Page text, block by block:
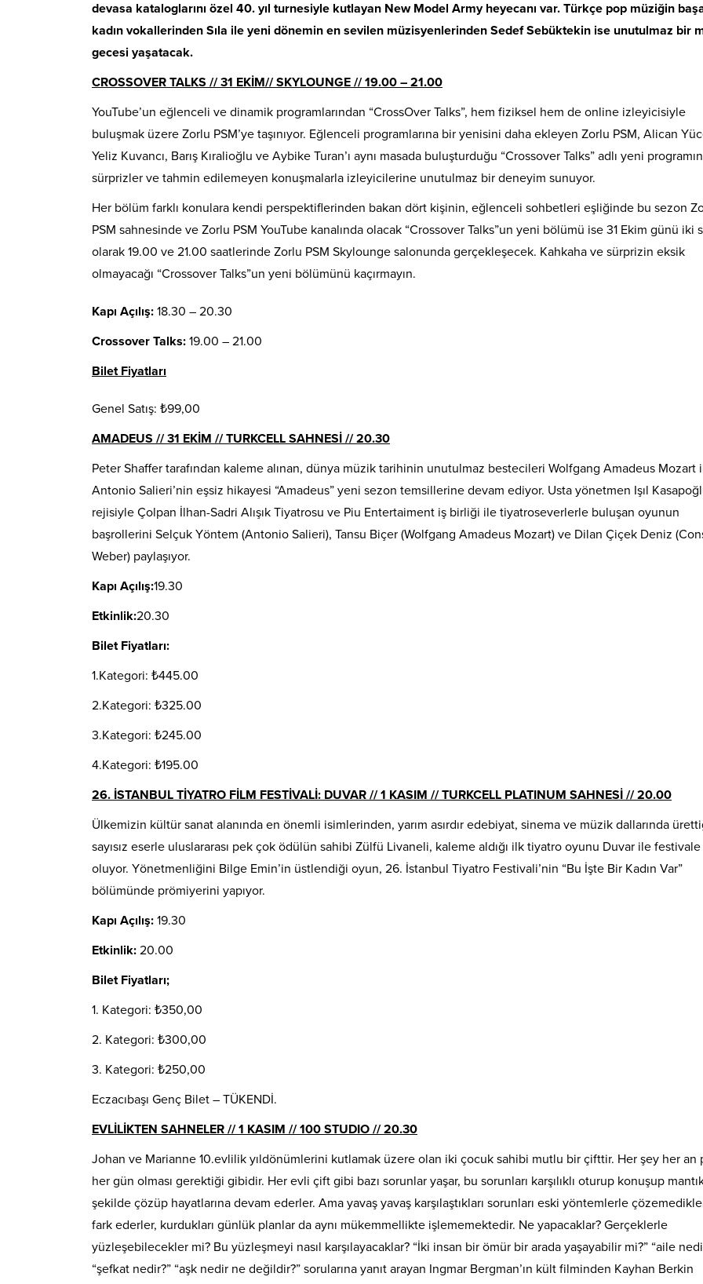
devasa kataloglarını özel 40. yıl turnesiyle kutlayan New Model Army heyecanı var. Türkçe pop müziğin
kadın vokallerinden Sıla ile yeni dönemin en sevilen müzisyenlerinden Sedef Sebüktekin ise unutulmaz bir
gecesi yaşatacak.
CROSSOVER TALKS // 31 EKİM// SKYLOUNGE // 19.00 – 21.00
YouTube’un eğlenceli ve dinamik programlarından “CrossOver Talks”, hem fiziksel hem de online izleyicisiyle
buluşmak üzere Zorlu PSM’ye taşınıyor. Eğlenceli programlarına bir yenisini daha ekleyen Zorlu PSM, Alican
Yeliz Kuvancı, Barış Kıralioğlu ve Aybike Turan’ı aynı masada buluşturduğu “Crossover Talks” adlı yeni
sürprizler ve tahmin edilemeyen konuşmalarla izleyicilerine unutulmaz bir deneyim sunuyor.
Her bölüm farklı konulara kendi perspektiflerinden bakan dört kişinin, eğlenceli sohbetleri eşliğinde bu sezon
PSM sahnesinde ve Zorlu PSM YouTube kanalında olacak “Crossover Talks”un yeni bölümü ise 31 Ekim günü iki
olarak 19.00 ve 21.00 saatlerinde Zorlu PSM Skylounge salonunda gerçekleşecek. Kahkaha ve sürprizin eksik
olmayacağı “Crossover Talks”un yeni bölümünü kaçırmayın.
Kapı Açılış: 18.30 – 20.30
Crossover Talks: 19.00 – 21.00
Bilet Fiyatları
Genel Satış: ₺99,00
AMADEUS //31 EKİM //TURKCELL SAHNESİ //20.30
Peter Shaffer tarafından kaleme alınan, dünya müzik tarihinin unutulmaz bestecileri Wolfgang Amadeus Mozart
Antonio Salieri’nin eşsiz hikayesi “Amadeus” yeni sezon temsillerine devam ediyor. Usta yönetmen Işıl
rejisiyle Çolpan İlhan-Sadri Alışık Tiyatrosu ve Piu Entertaiment iş birliği ile tiyatroseverlerle buluşan oyunun
başrollerini Selçuk Yöntem (Antonio Salieri), Tansu Biçer (Wolfgang Amadeus Mozart) ve Dilan Çiçek Deniz
Weber) paylaşıyor.
Kapı Açılış:19.30
Etkinlik:20.30
Bilet Fiyatları:
1.Kategori: ₺445.00
2.Kategori: ₺325.00
3.Kategori: ₺245.00
4.Kategori: ₺195.00
26. İSTANBUL TİYATRO FİLM FESTİVALİ: DUVAR // 1 KASIM // TURKCELL PLATINUM SAHNESİ // 20.00
Ülkemizin kültür sanat alanında en önemli isimlerinden, yarım asırdır edebiyat, sinema ve müzik dallarında
sayısız eserle uluslararası pek çok ödülün sahibi Zülfü Livaneli, kaleme aldığı ilk tiyatro oyunu Duvar ile
oluyor. Yönetmenliğini Bilge Emin’in üstlendiği oyun, 26. İstanbul Tiyatro Festivali’nin “Bu İşte Bir Kadın Var”
bölümünde prömiyerini yapıyor.
Kapı Açılış: 19.30
Etkinlik: 20.00
Bilet Fiyatları;
1. Kategori: ₺350,00
2. Kategori: ₺300,00
3. Kategori: ₺250,00
Eczacıbaşı Genç Bilet – TÜKENDİ.
EVLİLİKTEN SAHNELER // 1 KASIM // 100 STUDIO // 20.30
Johan ve Marianne 10.evlilik yıldönümlerini kutlamak üzere olan iki çocuk sahibi mutlu bir çifttir. Her şey her an
her gün olması gerektiği gibidir. Her evli çift gibi bazı sorunlar yaşar, bu sorunları karşılıklı oturup konuşup
şekilde çözüp hayatlarına devam ederler. Ama yavaş yavaş karşılaştıkları sorunları eski yöntemlerle
fark ederler, kurdukları günlük planlar da aynı mükemmellikte işlememektedir. Ne yapacaklar? Gerçeklerle
yüzleşebilecekler mi? Bu yüzleşmeyi nasıl karşılayacaklar? “İki insan bir ömür bir arada yaşayabilir mi?” “aile
“şefkat nedir?” “aşk nedir ne değildir?” sorularına yanıt arayan Ingmar Bergman’ın kült filminden Kayhan Berkin